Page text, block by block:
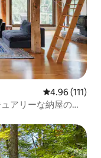
レビュー111
4.96 (111)
アリーな納屋の隠